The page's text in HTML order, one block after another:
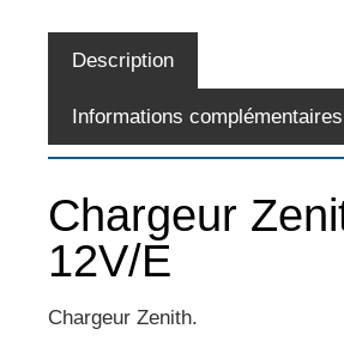
Description
Informations complémentaires
Chargeur
12V/E
Chargeur Zenith.